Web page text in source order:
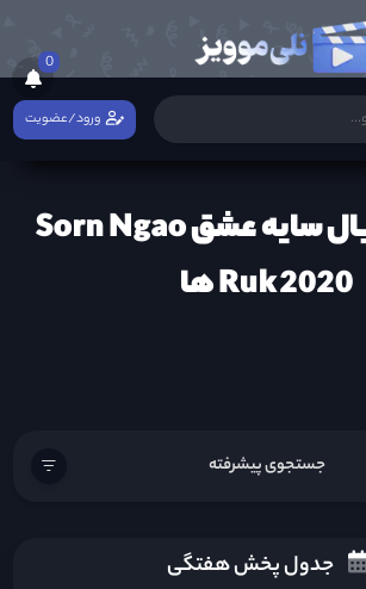
0
ورود/عضویت
دانلود سریال سایه عشق Sorn Ngao
Ruk 2020 ها
جستجوی پیشرفته
جدول پخش هفتگی